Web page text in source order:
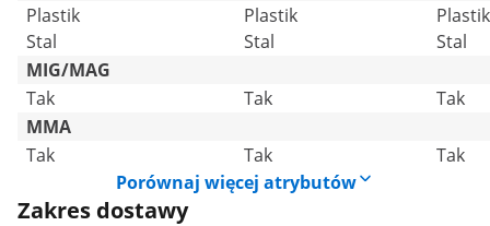
Plastik
Stal
Plastik
Stal
Plastik
Stal
MIG/MAG
Tak
Tak
Tak
MMA
Tak
Tak
Tak
Porównaj więcej atrybutów
Zakres dostawy